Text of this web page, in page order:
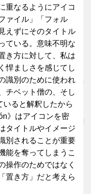
重なるようにアイコ
ァイル」「フォル
えずにそのタイトル
ている。意味不明な
き方に対して、私は
悍ましさを感じてし
識別のために使われ
チベット僧の、そし
ると解釈したから
》はアイコンを密
タイトルやイメージ
別されることが重要
能を奪ってしまうこ
操作のためではなく
置き方」だと考えら